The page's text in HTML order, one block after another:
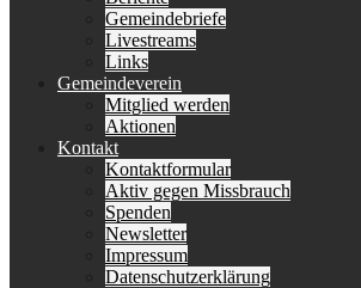
Gemeindebriefe
Livestreams
Links
Gemeindeverein
Mitglied werden
Aktionen
Kontakt
Kontaktformular
Aktiv gegen Missbrauch
Spenden
Newsletter
Impressum
Datenschutzerklärung